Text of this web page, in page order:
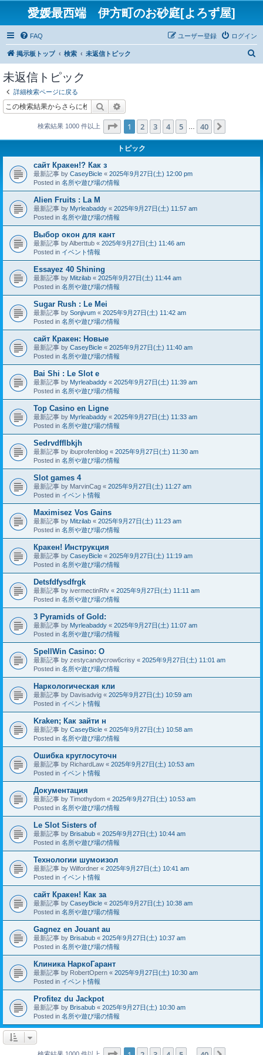
愛媛最西端 伊方町のお砂庭[よろず屋]
FAQ ログイン
ユーザー登録
掲示板トップ 検索 未返信トピック
未返信トピック
詳細検索ページに戻る
検索
検索結果 1000 件以上 ページ1 ／
1 2 3 4 5 40
トピック
сайт Кракен!? Как з
最新記事 by CaseyBicle « 2025年9月27日(土) 12:00 pm
Posted in 名所や遊び場の情報
Alien Fruits : La M
最新記事 by Myrleabaddy « 2025年9月27日(土) 11:57 am
Posted in 名所や遊び場の情報
Выбор окон для кант
最新記事 byAlberttub « 2025年9月27日(土) 11:46 am
Posted in イベント情報
Essayez 40 Shining
最新記事 by Mitzilab « 2025年9月27日(土) 11:44 am
Posted in 名所や遊び場の情報
Sugar Rush : Le Mei
最新記事 by Sonjivum « 2025年9月27日(土) 11:42 am
Posted in 名所や遊び場の情報
сайт Кракен: Новые
最新記事 by CaseyBicle « 2025年9月27日(土) 11:40 am
Posted in 名所や遊び場の情報
Bai Shi : Le Slot e
最新記事 by Myrleabaddy « 2025年9月27日(土) 11:39 am
Posted in 名所や遊び場の情報
Top Casino en Ligne
最新記事 by Myrleabaddy « 2025年9月27日(土) 11:33 am
Posted in 名所や遊び場の情報
Sedrvdfflbkjh
最新記事 by ibuprofenblog « 2025年9月27日(土) 11:30 am
Posted in 名所や遊び場の情報
Slot games 4
最新記事 by MarvinCag « 2025年9月27日(土) 11:27 am
Posted in イベント情報
Maximisez Vos Gains
最新記事 by Mitzilab « 2025年9月27日(土) 11:23 am
Posted in 名所や遊び場の情報
Кракен! Инструкция
最新記事 by CaseyBicle « 2025年9月27日(土) 11:19 am
Posted in 名所や遊び場の情報
Detsfdfysdfrgk
最新記事 by ivermectinRfv « 2025年9月27日(土) 11:11 am
Posted in 名所や遊び場の情報
3 Pyramids of Gold:
最新記事 by Myrleabaddy « 2025年9月27日(土) 11:07 am
Posted in 名所や遊び場の情報
SpellWin Casino: O
最新記事 by zestycandycrow6crisy « 2025年9月27日(土) 11:01 am
Posted in 名所や遊び場の情報
Наркологическая кли
最新記事 by Davisadvig « 2025年9月27日(土) 10:59 am
Posted in イベント情報
Kraken; Как зайти н
最新記事 by CaseyBicle « 2025年9月27日(土) 10:58 am
Posted in 名所や遊び場の情報
Ошибка круглосуточн
最新記事 by RichardLaw « 2025年9月27日(土) 10:53 am
Posted in イベント情報
Документация
最新記事 by Timothydom « 2025年9月27日(土) 10:53 am
Posted in 名所や遊び場の情報
Le Slot Sisters of
最新記事 by Brisabub « 2025年9月27日(土) 10:44 am
Posted in 名所や遊び場の情報
Технологии шумоизол
最新記事 by Wilfordner « 2025年9月27日(土) 10:41 am
Posted in イベント情報
сайт Кракен! Как за
最新記事 by CaseyBicle « 2025年9月27日(土) 10:38 am
Posted in 名所や遊び場の情報
Gagnez en Jouant au
最新記事 by Brisabub « 2025年9月27日(土) 10:37 am
Posted in 名所や遊び場の情報
Клиника НаркоГарант
最新記事 by RobertOpern « 2025年9月27日(土) 10:30 am
Posted in イベント情報
Profitez du Jackpot
最新記事 by Brisabub « 2025年9月27日(土) 10:30 am
Posted in 名所や遊び場の情報
検索結果 1000 件以上